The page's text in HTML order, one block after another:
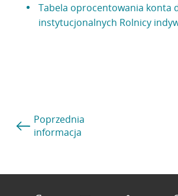
Tabela oprocentowania konta
instytucjonalnych Rolnicy
Poprzednia
informacja